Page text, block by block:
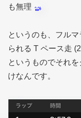
も無理
というのも、フル
られる T ペース走
というものでそれ
けなんです。